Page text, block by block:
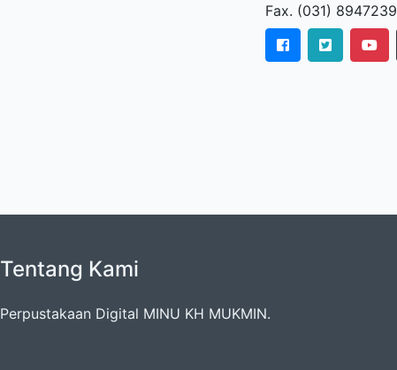
Fax. (031) 8947239
Tentang Kami
Perpustakaan Digital MINU KH MUKMIN.